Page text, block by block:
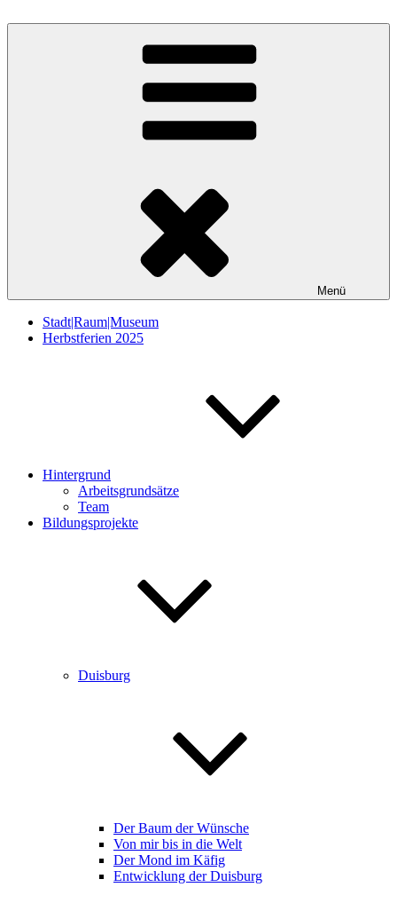
Inhalt
Menü
Stadt|Raum|Museum
Herbstferien 2025
Hintergrund
Arbeitsgrundsätze
Team
Bildungsprojekte
Duisburg
Der Baum der Wünsche
Von mir bis in die Welt
Der Mond im Käfig
Entwicklung der Duisburg